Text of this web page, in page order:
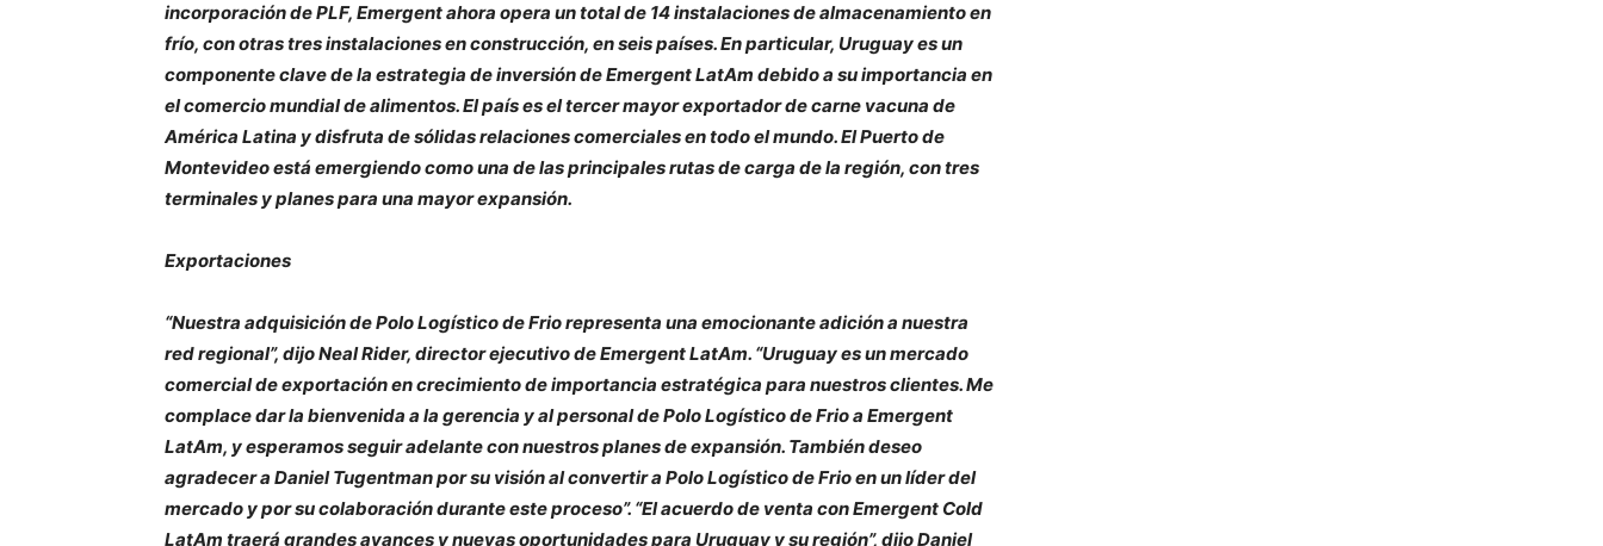
incorporación de PLF, Emergent ahora opera un total de 14 instalaciones de almacenamiento en
frío, con otras tres instalaciones en construcción, en seis países. En particular, Uruguay es un
componente clave de la estrategia de inversión de Emergent LatAm debido a su importancia en
el comercio mundial de alimentos. El país es el tercer mayor exportador de carne vacuna de
América Latina y disfruta de sólidas relaciones comerciales en todo el mundo. El Puerto de
Montevideo está emergiendo como una de las principales rutas de carga de la región, con tres
terminales y planes para una mayor expansión.
Exportaciones
“Nuestra adquisición de Polo Logístico de Frio representa una emocionante adición a nuestra
red regional”, dijo Neal Rider, director ejecutivo de Emergent LatAm. “Uruguay es un mercado
comercial de exportación en crecimiento de importancia estratégica para nuestros clientes. Me
complace dar la bienvenida a la gerencia y al personal de Polo Logístico de Frio a Emergent
LatAm, y esperamos seguir adelante con nuestros planes de expansión. También deseo
agradecer a Daniel Tugentman por su visión al convertir a Polo Logístico de Frio en un líder del
mercado y por su colaboración durante este proceso”. “El acuerdo de venta con Emergent Cold
LatAm traerá grandes avances y nuevas oportunidades para Uruguay y su región”, dijo Daniel